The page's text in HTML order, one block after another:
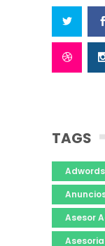
TAGS
Adwords
Asesor